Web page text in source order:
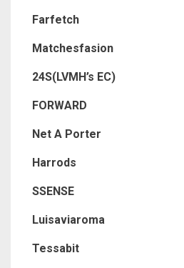
Farfetch
Matchesfasion
24S(LVMH’s EC)
FORWARD
Net A Porter
Harrods
SSENSE
Luisaviaroma
Tessabit